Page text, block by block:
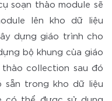
soạn thảo module sẽ
lên kho dữ liệu
dựng giáo trình cho
bộ khung của giáo
collection sau đó
sẵn trong kho dữ liệu